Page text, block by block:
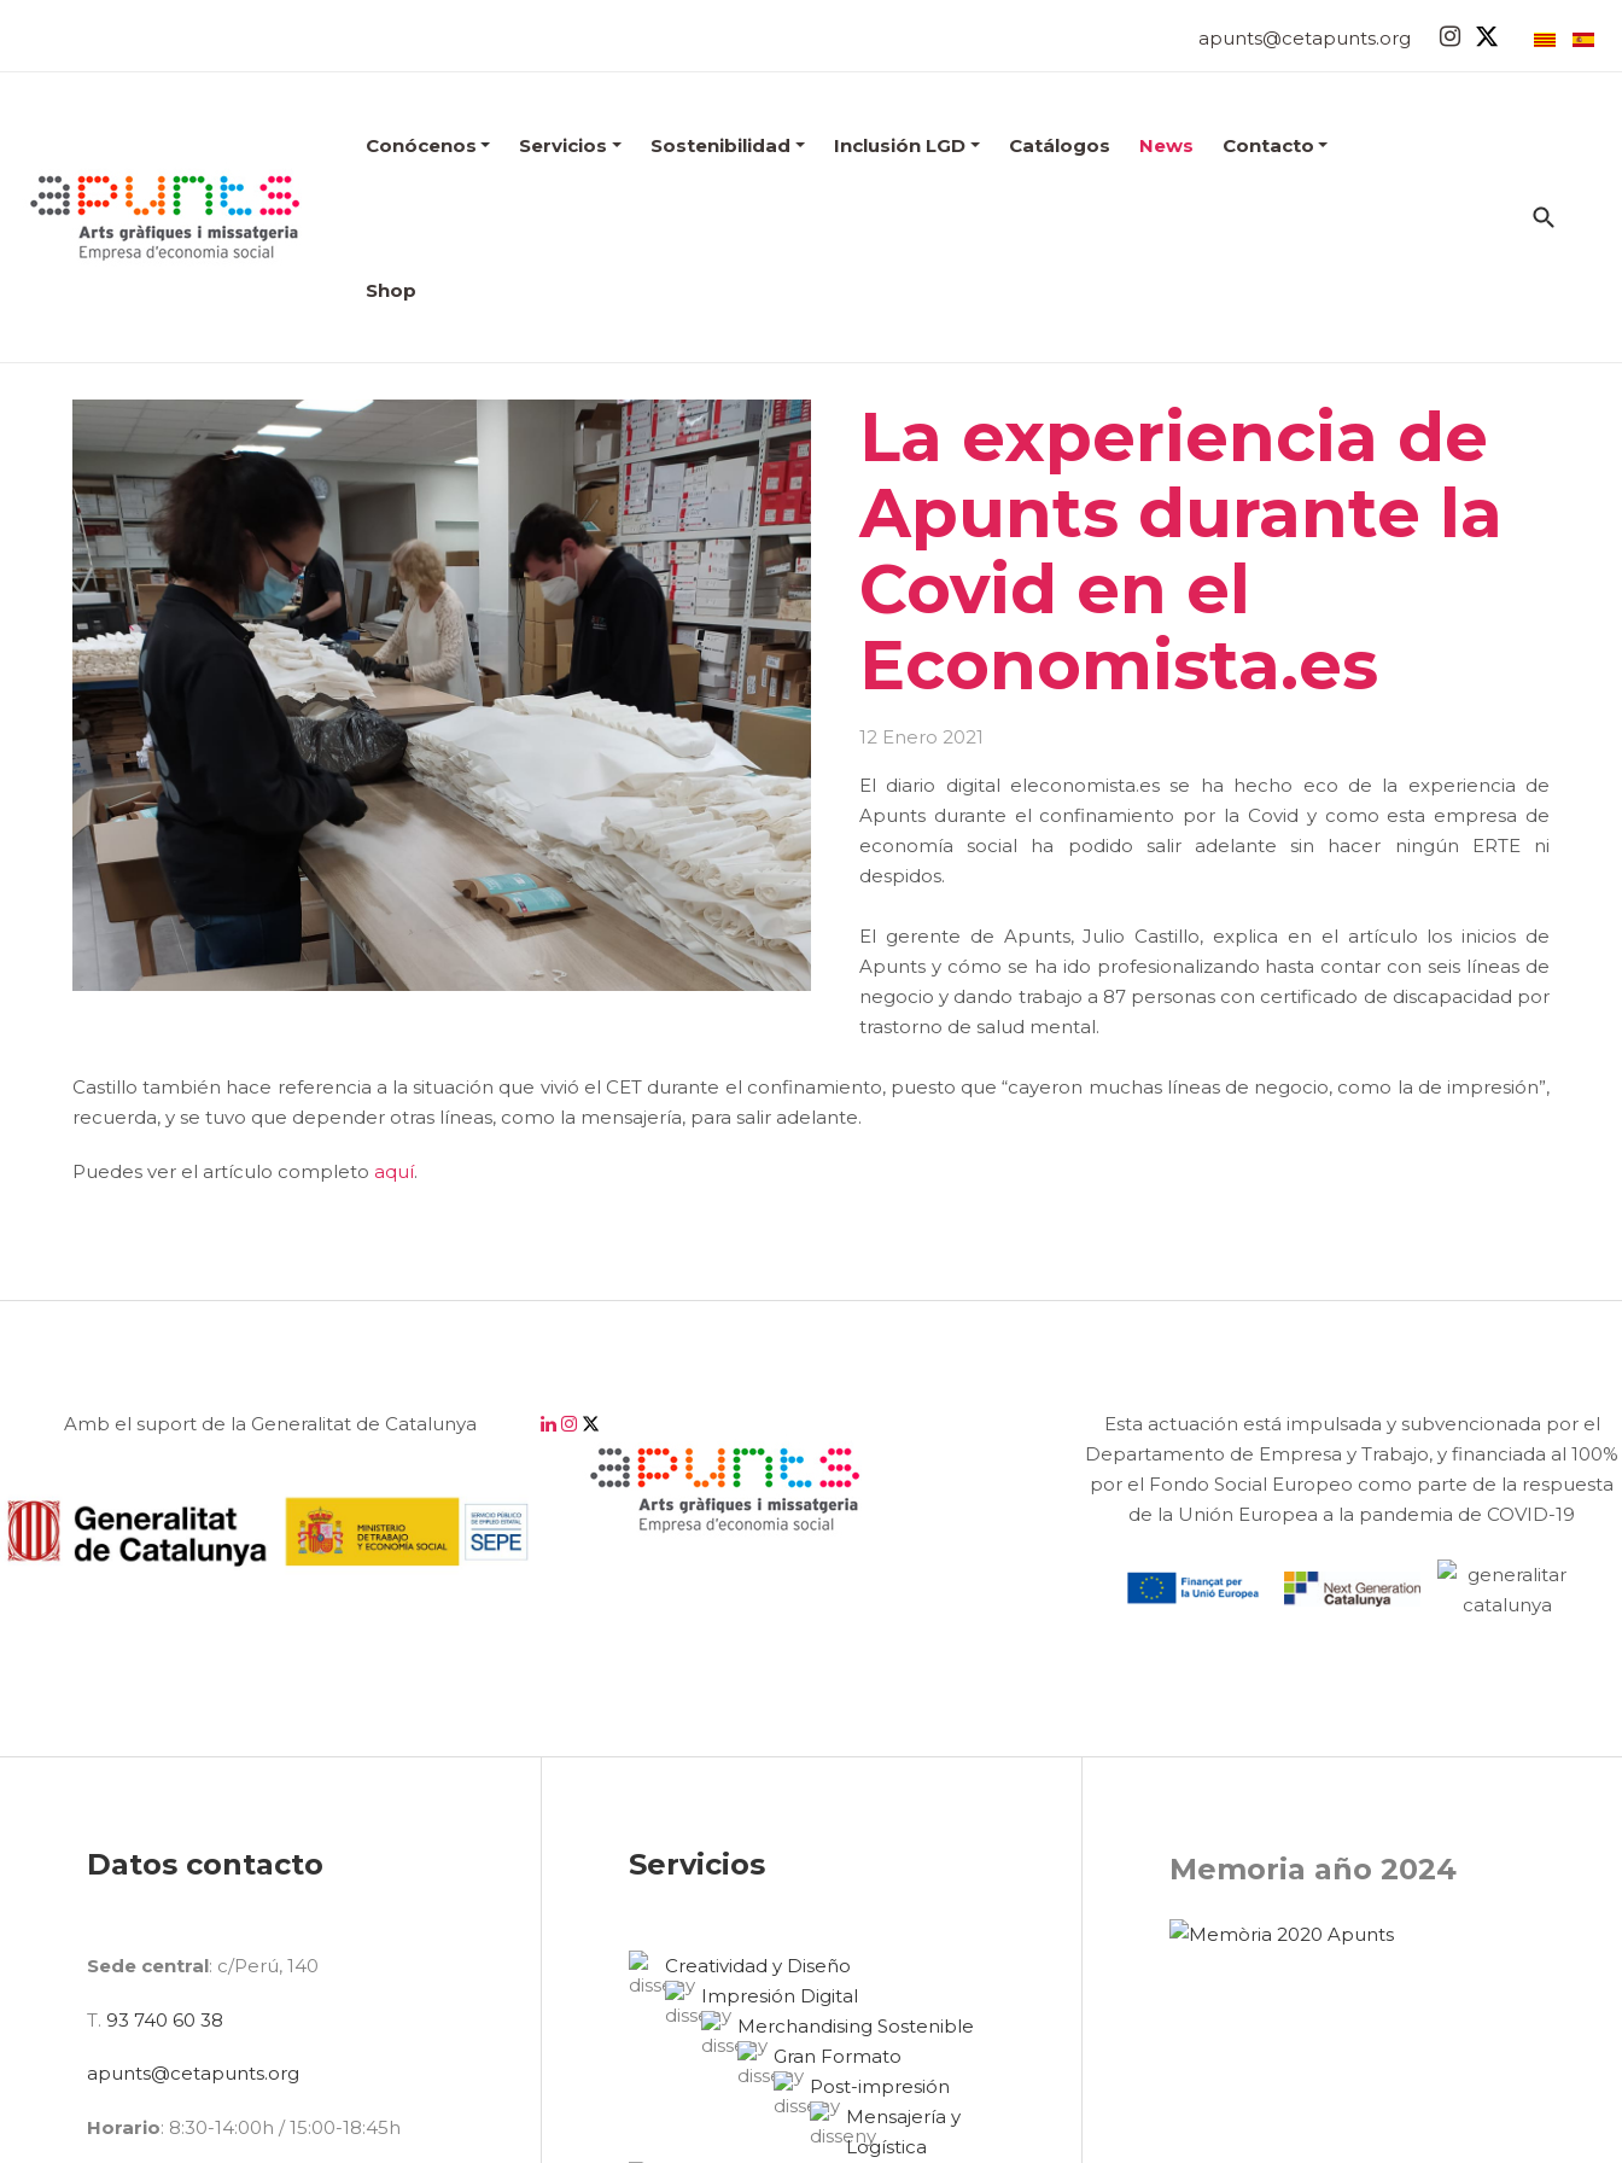
apunts@cetapunts.org
Conócenos Servicios Sostenibilidad Inclusión LGD Catálogos News Contacto
Shop
La experiencia de
Apunts durante la
Covid en el
Economista.es
12 Enero 2021
El diario digital eleconomista.es se ha hecho eco de la experiencia de
Apunts durante el confinamiento por la Covid y como esta empresa de
economía social ha podido salir adelante sin hacer ningún ERTE ni
despidos.
El gerente de Apunts, Julio Castillo, explica en el artículo los inicios de
Apunts y cómo se ha ido profesionalizando hasta contar con seis líneas de
negocio y dando trabajo a 87 personas con certificado de discapacidad por
trastorno de salud mental.
Castillo también hace referencia a la situación que vivió el CET durante el confinamiento, puesto que “cayeron muchas líneas de negocio, como la de impresión”,
recuerda, y se tuvo que depender otras líneas, como la mensajería, para salir adelante.
Puedes ver el artículo completo aquí.
Amb el suport de la Generalitat de Catalunya
Esta actuación está impulsada y subvencionada por el
Departamento de Empresa y Trabajo, y financiada al 100%
por el Fondo Social Europeo como parte de la respuesta
de la Unión Europea a la pandemia de COVID-19
Datos contacto
Sede central: c/Perú, 140
T. 93 740 60 38
apunts@cetapunts.org
Horario: 8:30-14:00h / 15:00-18:45h
Servicios
Creatividad y Diseño
Impresión Digital
Merchandising Sostenible
Gran Formato
Post-impresión
Mensajería y
Logística
Memoria año 2024